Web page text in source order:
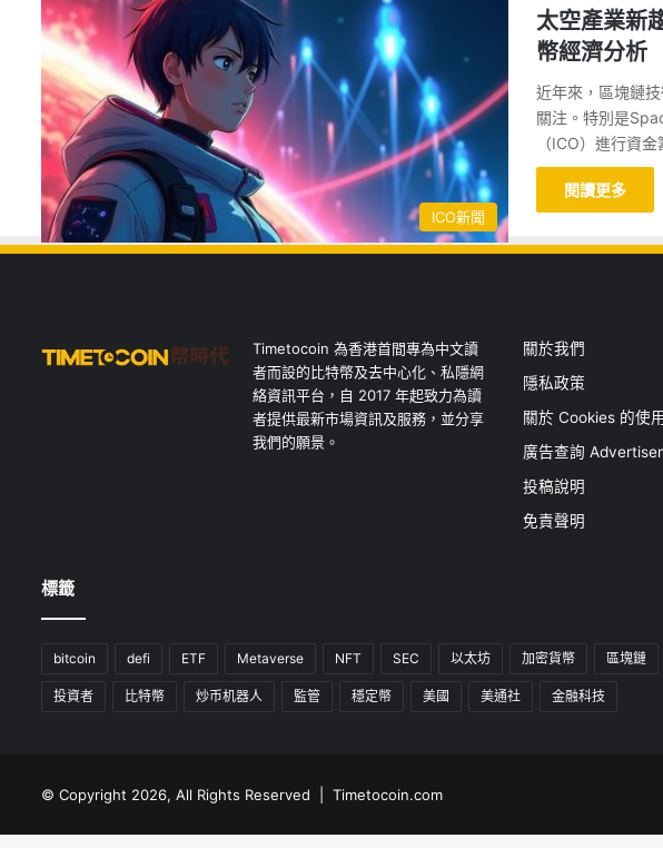
ICO新聞
太空產業新
幣經濟分析
近年來，區塊鏈
關注。特別是
（ICO）進行資
閱讀更多
Timetocoin 為香港首間專為中文讀
者而設的比特幣及去中心化、私隱網
絡資訊平台，自 2017 年起致力為讀
者提供最新市場資訊及服務，並分享
我們的願景。
關於我們
隱私政策
關於 Cookies 的使用
廣告查詢
投稿說明
免責聲明
標籤
bitcoin defi ETF Metaverse NFT SEC 以太坊 加密貨幣 區塊鏈
投資者 比特幣 炒币机器人 監管 穩定幣 美國 美通社 金融科技
© Copyright 2026, All Rights Reserved | Timetocoin.com